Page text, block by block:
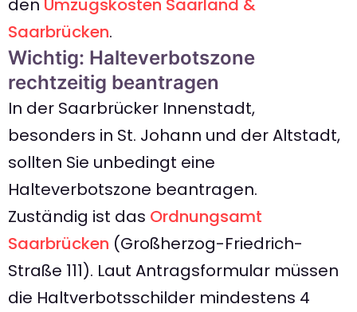
den Umzugskosten Saarland &
Saarbrücken.
Wichtig: Halteverbotszone
rechtzeitig beantragen
In der Saarbrücker Innenstadt,
besonders in St. Johann und der Altstadt,
sollten Sie unbedingt eine
Halteverbotszone beantragen.
Zuständig ist das Ordnungsamt
Saarbrücken (Großherzog-Friedrich-
Straße 111). Laut Antragsformular müssen
die Haltverbotsschilder mindestens 4